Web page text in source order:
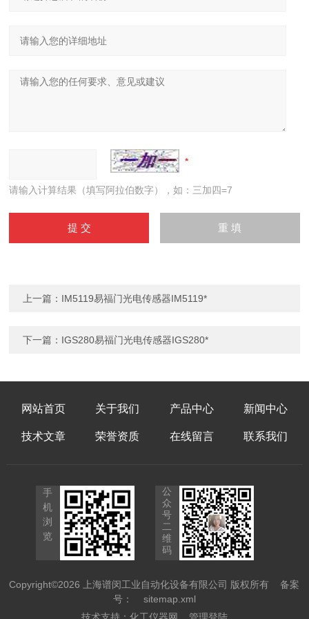
请输入计算结果（填写阿拉伯数字），如：三加四=7
上一篇： IM5119易福门光电传感器IM5119*
下一篇： IGS280易福门光电传感器IGS280*
网站首页 关于我们 产品中心 新闻中心
技术文章 荣誉资质 在线留言 联系我们
手
机
浏
览
公
众
号
二
维
码
Copyright©2026 上海谱闵工业自动化设备有限公司 版权所有备案
号：
sitemap.xml